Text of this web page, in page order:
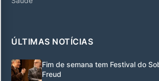
ÚLTIMAS NOTÍCIAS
Fim de semana tem Festival do
Freud